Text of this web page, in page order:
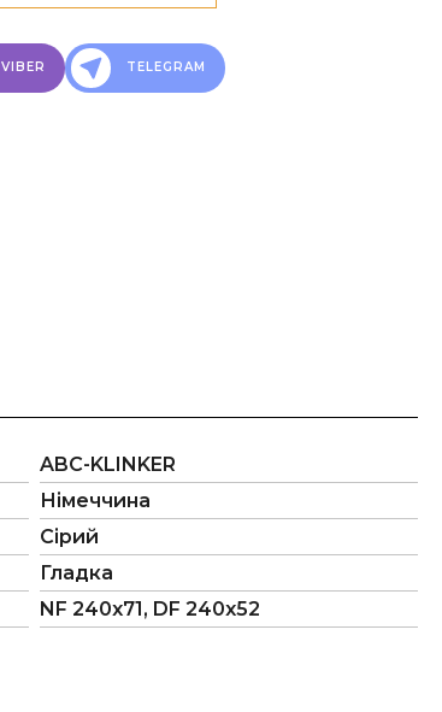
VIBER TELEGRAM
ABC-KLINKER
Німеччина
Сірий
Гладка
NF 240х71, DF 240х52